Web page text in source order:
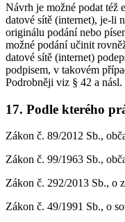
Návrh je možné podat též
datové sítě (internet), je-li
originálu podání nebo
možné podání učinit
datové sítě (internet)
podpisem, v takovém
Podrobněji viz § 42 a násl.
17. Podle kterého
Zákon č. 89/2012 Sb.,
Zákon č. 99/1963 Sb.,
Zákon č. 292/2013 Sb., o
Zákon č. 49/1991 Sb., o